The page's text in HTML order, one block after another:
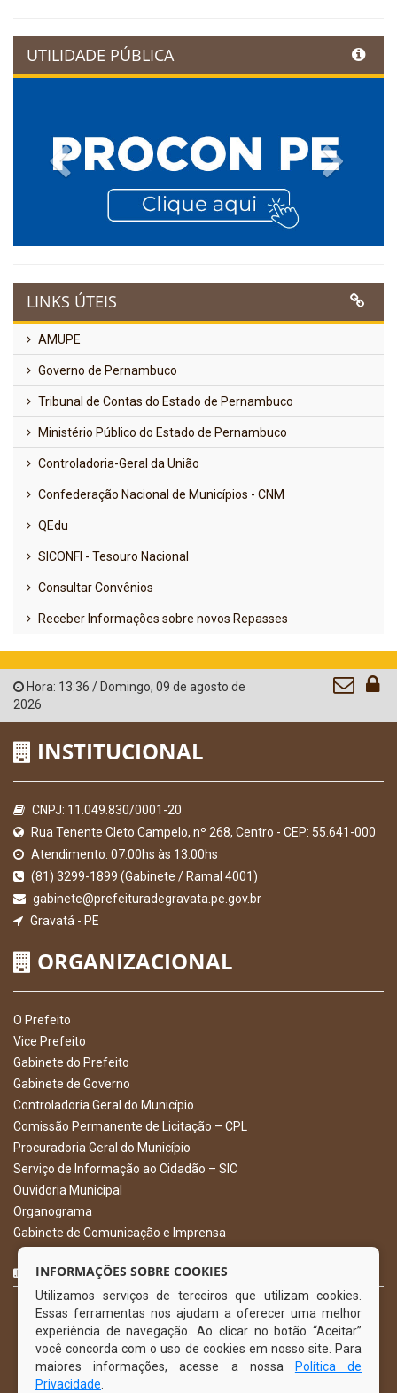
UTILIDADE PÚBLICA
Previous
LINKS ÚTEIS
AMUPE
Governo de Pernambuco
Tribunal de Contas do Estado de Pernambuco
Ministério Público do Estado de Pernambuco
Controladoria-Geral da União
Confederação Nacional de Municípios - CNM
QEdu
SICONFI - Tesouro Nacional
Consultar Convênios
Receber Informações sobre novos Repasses
Hora: 13:36 / Domingo, 09 de agosto de
2026
INSTITUCIONAL
CNPJ: 11.049.830/0001-20
Rua Tenente Cleto Campelo, nº 268, Centro - CEP: 55.641-000
Atendimento: 07:00hs às 13:00hs
(81) 3299-1899 (Gabinete / Ramal 4001)
gabinete@prefeituradegravata.pe.gov.br
Gravatá - PE
ORGANIZACIONAL
O Prefeito
Vice Prefeito
Gabinete do Prefeito
Gabinete de Governo
Controladoria Geral do Município
Comissão Permanente de Licitação – CPL
Procuradoria Geral do Município
Serviço de Informação ao Cidadão – SIC
Ouvidoria Municipal
Organograma
Gabinete de Comunicação e Imprensa
CURTA NOSSA FAN PAGE
INFORMAÇÕES SOBRE COOKIES
Utilizamos serviços de terceiros que utilizam cookies.
Essas ferramentas nos ajudam a oferecer uma melhor
experiência de navegação. Ao clicar no botão “Aceitar”
você concorda com o uso de cookies em nosso site. Para
maiores informações, acesse a nossa
Política de
Privacidade